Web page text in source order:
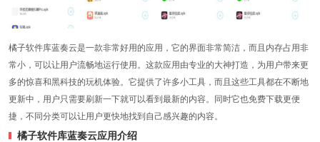
橘子软件库蓝奏云是一款非常好用的应用，它的界面非常简洁，而且内存占用非
常小，可以让用户流畅地运行使用。这款应用由专业的大神打造，为用户带来更
多的惊喜和黑科技的玩机体验。它提供了许多小工具，而且这些工具都在不断地
更新中，用户只需要刷新一下就可以看到最新的内容。同时它也免费下载更便
捷，不同分类可以让用户更快地找到自己感兴趣的内容。
橘子软件库蓝奏云应用介绍